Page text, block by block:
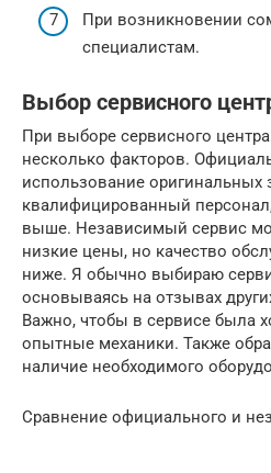
При возникновении
специалистам.
Выбор сервисного
При выборе сервисного
несколько факторов.
использование оригинальных
квалифицированный
выше. Независимый сервис
низкие цены, но качество
ниже. Я обычно выбираю
основываясь на отзывах
Важно, чтобы в сервисе была
опытные механики. Также
наличие необходимого
Сравнение официального и